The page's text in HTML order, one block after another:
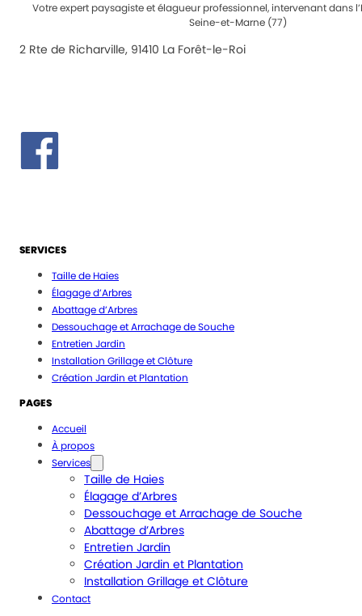
Votre expert paysagiste et élagueur professionnel, intervenant dans
Seine-et-Marne (77)
2 Rte de Richarville, 91410 La Forêt-le-Roi
SERVICES
Taille de Haies
Élagage d’Arbres
Abattage d’Arbres
Dessouchage et Arrachage de Souche
Entretien Jardin
Installation Grillage et Clôture
Création Jardin et Plantation
PAGES
Accueil
À propos
Services
Taille de Haies
Élagage d’Arbres
Dessouchage et Arrachage de Souche
Abattage d’Arbres
Entretien Jardin
Création Jardin et Plantation
Installation Grillage et Clôture
Contact